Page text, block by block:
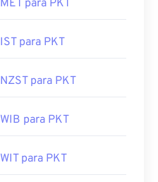
MET para PKT
IST para PKT
NZST para PKT
WIB para PKT
WIT para PKT